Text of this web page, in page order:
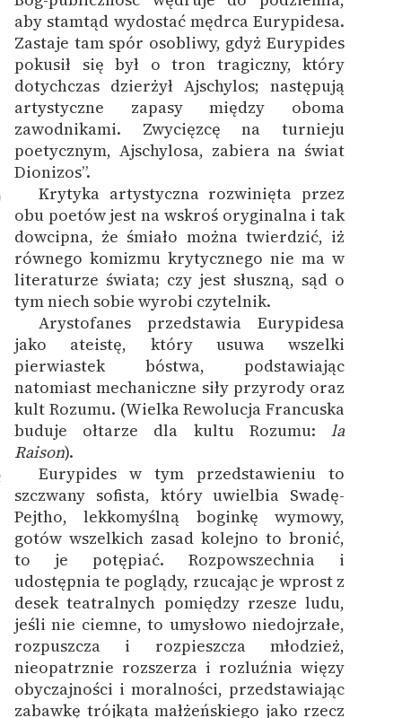
aby stamtąd wydostać mędrca Eurypidesa.
Zastaje tam spór osobliwy, gdyż Eurypides
pokusił się był o tron tragiczny, który
dotychczas dzierżył Ajschylos; następują
artystyczne zapasy między oboma
zawodnikami. Zwycięzcę na turnieju
poetycznym, Ajschylosa, zabiera na świat
Dionizos”.
Krytyka artystyczna rozwinięta przez
obu poetów jest na wskroś oryginalna i tak
dowcipna, że śmiało można twierdzić, iż
równego komizmu krytycznego nie ma w
literaturze świata; czy jest słuszną, sąd o
tym niech sobie wyrobi czytelnik.
Arystofanes przedstawia Eurypidesa
jako ateistę, który usuwa wszelki
pierwiastek bóstwa, podstawiając
natomiast mechaniczne siły przyrody oraz
kult Rozumu. (Wielka Rewolucja Francuska
buduje ołtarze dla kultu Rozumu: la
Raison).
Eurypides w tym przedstawieniu to
szczwany sofista, który uwielbia Swadę-
Pejtho, lekkomyślną boginkę wymowy,
gotów wszelkich zasad kolejno to bronić,
to je potępiać. Rozpowszechnia i
udostępnia te poglądy, rzucając je wprost z
desek teatralnych pomiędzy rzesze ludu,
jeśli nie ciemne, to umysłowo niedojrzałe,
rozpuszcza i rozpieszcza młodzież,
nieopatrznie rozszerza i rozluźnia więzy
obyczajności i moralności, przedstawiając
zabawkę trójkąta małżeńskiego jako rzecz